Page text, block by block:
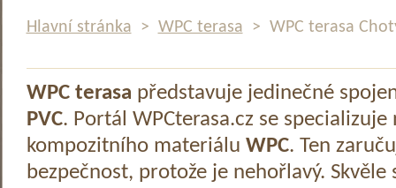
Hlavní stránka > WPC terasa > WPC terasa
WPC terasa představuje jedinečné
PVC. Portál WPCterasa.cz se specializuje
kompozitního materiálu WPC. Ten
bezpečnost, protože je nehořlavý.